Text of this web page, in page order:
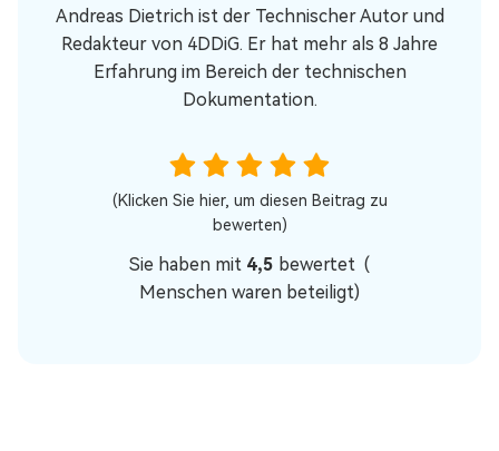
Andreas Dietrich ist der Technischer Autor und
Redakteur von 4DDiG. Er hat mehr als 8 Jahre
Erfahrung im Bereich der technischen
Dokumentation.
(Klicken Sie hier, um diesen Beitrag zu
bewerten)
Sie haben mit 4,5 bewertet (
Menschen waren beteiligt)